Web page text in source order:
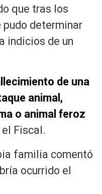
que tras los
determinar
indicios de un
de una
animal,
o animal feroz
Fiscal.
familia comentó
ocurrido el